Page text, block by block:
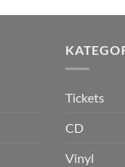
Tickets
CD
Vinyl